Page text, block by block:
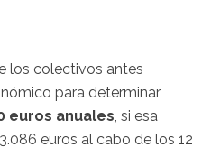
los colectivos antes
para determinar
euros anuales , si esa
euros al cabo de los 12